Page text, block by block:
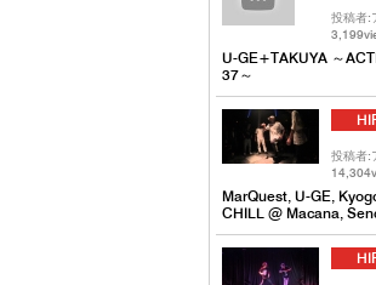
投稿者:
U-GE+TAKUYA ～
37～
投稿者:
MarQuest, U-GE,
CHILL @ Macana,